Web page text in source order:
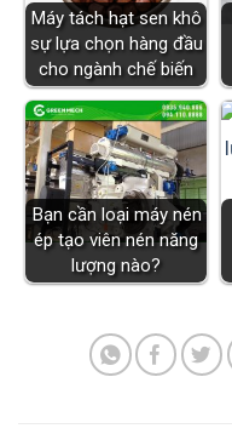
Máy tách hạt sen khô
sự lựa chọn hàng đầu
cho ngành chế biến
Bạn cần loại máy nén
ép tạo viên nén năng
lượng nào?